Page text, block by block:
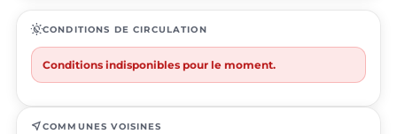
routineCONDITIONS DE CIRCULATION
Conditions indisponibles pour le moment.
near_meCOMMUNES VOISINES